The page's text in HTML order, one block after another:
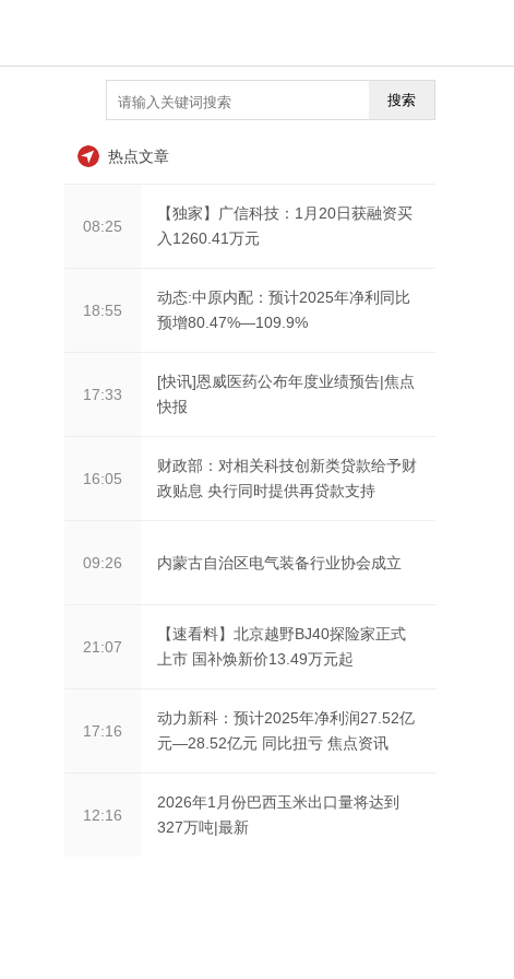
搜索
热点文章
08:25
【独家】广信科技：1月20日获融资买
入1260.41万元
18:55
动态:中原内配：预计2025年净利同比
预增80.47%—109.9%
17:33
[快讯]恩威医药公布年度业绩预告|焦点
快报
16:05
财政部：对相关科技创新类贷款给予财
政贴息 央行同时提供再贷款支持
09:26 内蒙古自治区电气装备行业协会成立
21:07
【速看料】北京越野BJ40探险家正式
上市 国补焕新价13.49万元起
17:16
动力新科：预计2025年净利润27.52亿
元—28.52亿元 同比扭亏 焦点资讯
12:16
2026年1月份巴西玉米出口量将达到
327万吨|最新